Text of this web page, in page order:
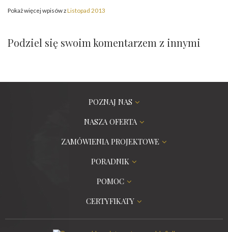
Pokaż więcej wpisów zListopad 2013
Podziel się swoim komentarzem z innymi
POZNAJ NAS
NASZA OFERTA
ZAMÓWIENIA PROJEKTOWE
PORADNIK
POMOC
CERTYFIKATY